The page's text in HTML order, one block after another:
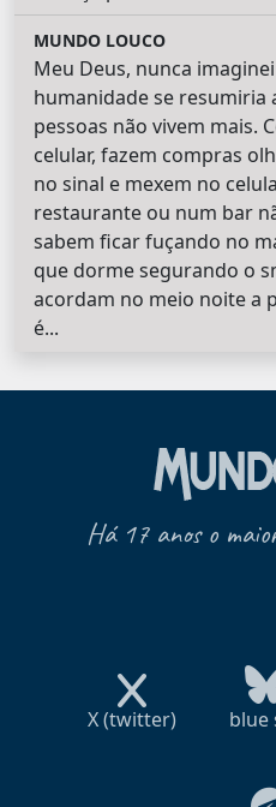
MUNDO LOUCO
Meu Deus, nunca
humanidade se resumiria
pessoas não vivem mais.
celular, fazem compras
no sinal e mexem no
restaurante ou num bar
sabem ficar fuçando no
que dorme segurando o
acordam no meio noite a
é...
Há 17 anos o
X (twitter) blue